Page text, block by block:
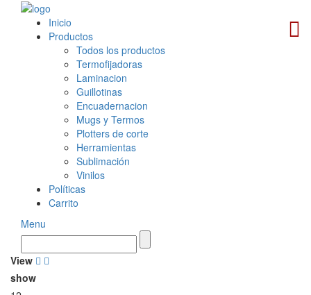
Inicio
Productos
Todos los productos
Termofijadoras
Laminacion
Guillotinas
Encuadernacion
Mugs y Termos
Plotters de corte
Herramientas
Sublimación
Vinilos
Políticas
Carrito
Menu
View
show